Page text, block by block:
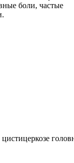
боли, частые